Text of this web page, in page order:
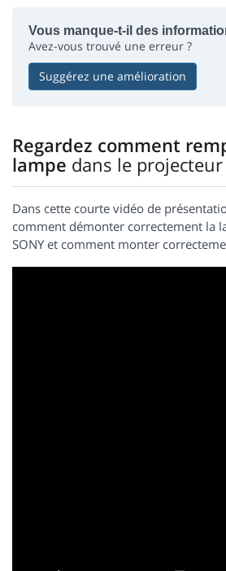
Vous manque-t-il des
Avez-vous trouvé une erreur ?
Suggérez une amélioration
Regardez comment
lampe dans le projecteur
Dans cette courte vidéo de
comment démonter correctement la
SONY et comment monter